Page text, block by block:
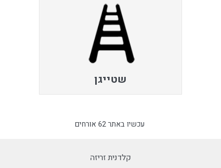
שטייגן
עכשיו באתר 62 אורחים
קלדנית זריזה